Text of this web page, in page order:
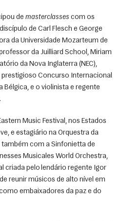
de masterclasses com os
de Carl Flesch e George
da Universidade Mozarteum de
da Juilliard School, Miriam
da Nova Inglaterra (NEC),
Concurso Internacional
Bélgica, e o violinista e regente
Music Festival, nos Estados
e estagiário na Orquestra da
também com a Sinfonietta de
Musicales World Orchestra,
criada pelo lendário regente Igor
reunir músicos de alto nível em
embaixadores da paz e do